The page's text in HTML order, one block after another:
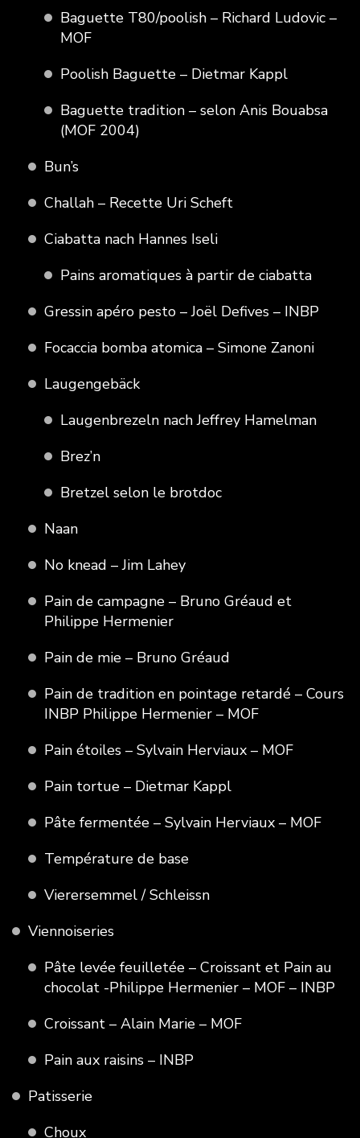
Baguette T80/poolish – Richard Ludovic –
MOF
Poolish Baguette – Dietmar Kappl
Baguette tradition – selon Anis Bouabsa
(MOF 2004)
Bun’s
Challah – Recette Uri Scheft
Ciabatta nach Hannes Iseli
Pains aromatiques à partir de ciabatta
Gressin apéro pesto – Joël Defives – INBP
Focaccia bomba atomica – Simone Zanoni
Laugengebäck
Laugenbrezeln nach Jeffrey Hamelman
Brez’n
Bretzel selon le brotdoc
Naan
No knead – Jim Lahey
Pain de campagne – Bruno Gréaud et
Philippe Hermenier
Pain de mie – Bruno Gréaud
Pain de tradition en pointage retardé – Cours
INBP Philippe Hermenier – MOF
Pain étoiles – Sylvain Herviaux – MOF
Pain tortue – Dietmar Kappl
Pâte fermentée – Sylvain Herviaux – MOF
Température de base
Vierersemmel / Schleissn
Viennoiseries
Pâte levée feuilletée – Croissant et Pain au
chocolat -Philippe Hermenier – MOF – INBP
Croissant – Alain Marie – MOF
Pain aux raisins – INBP
Patisserie
Choux